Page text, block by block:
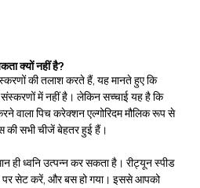
क्यों नहीं है?
की तलाश करते हैं, यह मानते हुए कि
में नहीं है। लेकिन सच्चाई यह है कि
वाला पिच करेक्शन एल्गोरिदम मौलिक रूप से
की सभी चीजें बेहतर हुई हैं।
ही ध्वनि उत्पन्न कर सकता है। रीट्यून स्पीड
पर सेट करें, और बस हो गया। इससे आपको